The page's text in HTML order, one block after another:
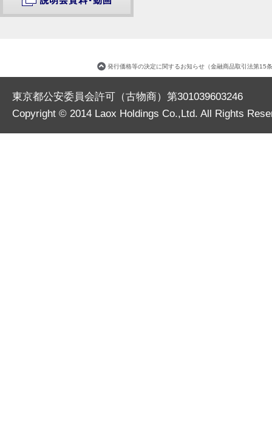
発行価格等の決定に関するお知らせ（金融商品取引法第15
東京都公安委員会許可（古物商）第301039603246
Copyright © 2014 Laox Holdings Co.,Ltd. All Rights